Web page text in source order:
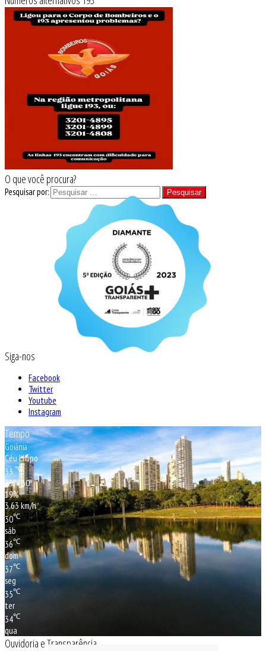
O que você procura?
Pesquisar por:
Siga-nos
Facebook
Twitter
Youtube
Instagram
Tempo
Goiânia
Céu Limpo
33℃
33º - 30º
19%
3.63 km/h
30℃
sáb
36℃
dom
37℃
seg
35℃
ter
34℃
qua
Ouvidoria e Transparência